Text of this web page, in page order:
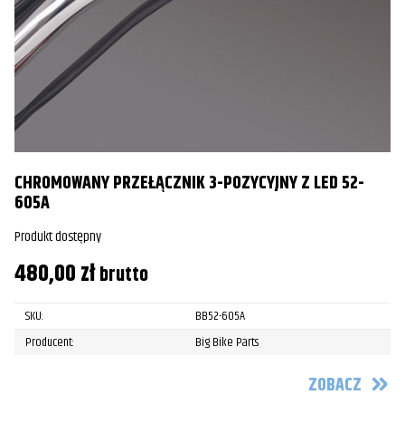
CHROMOWANY PRZEŁĄCZNIK 3-POZYCYJNY Z LED 52-
605A
Produkt dostępny
480,00złbrutto
SKU:
BB52-605A
Producent:
Big Bike Parts
ZOBACZ